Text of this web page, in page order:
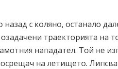
с коляно, останало
траекторията на
нападател. Той не
на летището.